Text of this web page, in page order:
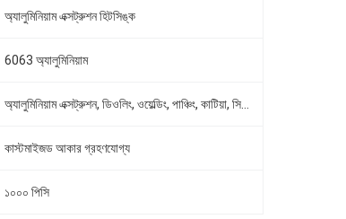
অ্যালুমিনিয়াম এক্সট্রুশন হিটসিঙ্ক
6063 অ্যালুমিনিয়াম
কাস্টমাইজড আকার গ্রহণযোগ্য
১০০০ পিসি